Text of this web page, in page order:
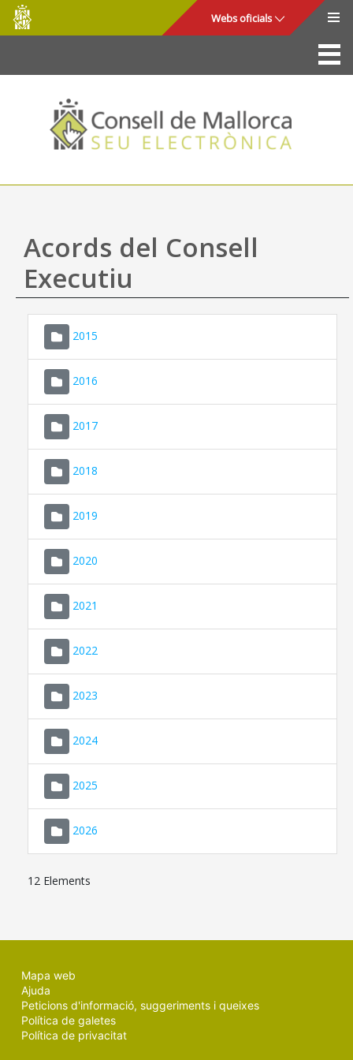
Salta al contingut principal
Consell
de
Mallorca
Webs oficials
La Seu
Consell de Mallorca
Accés i seguretat
Utilitats
Ajuda
Acords del Consell
Executiu
2015
2016
2017
2018
2019
2020
2021
2022
2023
2024
2025
2026
12 Elements
Mapa web
Ajuda
Peticions d'informació, suggeriments i queixes
Política de galetes
Política de privacitat